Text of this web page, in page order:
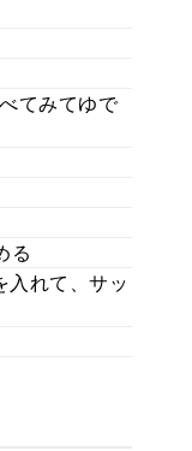
てみてゆで
る
入れて、サッ